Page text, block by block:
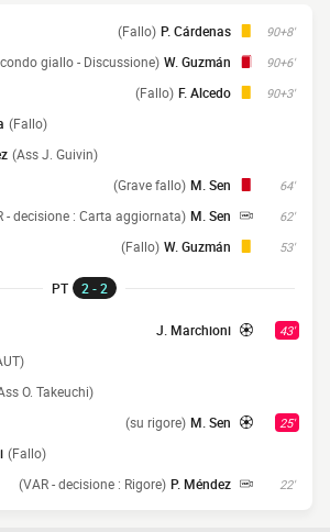
90+8'
P. Cárdenas
(Fallo)
90+6'
W. Guzmán
giallo - Discussione)
90+3'
F. Alcedo
(Fallo)
(Fallo)
(Ass J. Guivin)
64'
M. Sen
(Grave fallo)
62'
M. Sen
- decisione : Carta aggiornata)
53'
W. Guzmán
(Fallo)
PT 2 - 2
43'
J. Marchioni
O. Takeuchi)
25'
M. Sen
(su rigore)
(Fallo)
22'
P. Méndez
(VAR - decisione : Rigore)